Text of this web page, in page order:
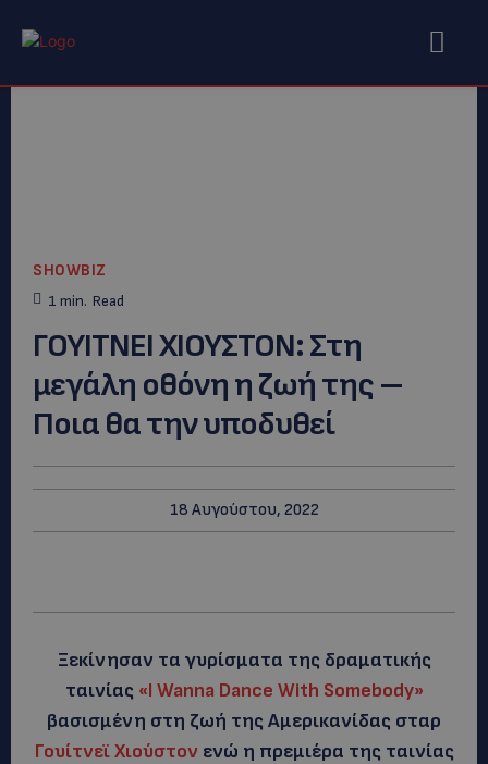
SHOWBIZ
1 min. Read
ΓOYITNEΙ ΧΙΟΥΣΤΟΝ: Στη
μεγάλη οθόνη η ζωή της –
Ποια θα την υποδυθεί
18 Αυγούστου, 2022
Ξεκίνησαν τα γυρίσματα της δραματικής
ταινίας «I Wanna Dance With Somebody»
βασισμένη στη ζωή της Αμερικανίδας σταρ
Γουίτνεϊ Χιούστον ενώ η πρεμιέρα της ταινίας